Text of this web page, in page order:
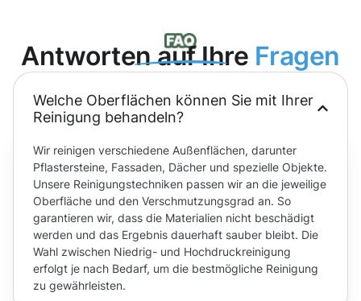
Antworten auf Ihre Fragen
Welche Oberflächen können Sie mit Ihrer
Reinigung behandeln?
Wir reinigen verschiedene Außenflächen, darunter
Pflastersteine, Fassaden, Dächer und spezielle Objekte.
Unsere Reinigungstechniken passen wir an die jeweilige
Oberfläche und den Verschmutzungsgrad an. So
garantieren wir, dass die Materialien nicht beschädigt
werden und das Ergebnis dauerhaft sauber bleibt. Die
Wahl zwischen Niedrig- und Hochdruckreinigung
erfolgt je nach Bedarf, um die bestmögliche Reinigung
zu gewährleisten.